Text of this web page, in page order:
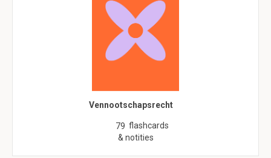
Vennootschapsrecht
79 flashcards
& notities